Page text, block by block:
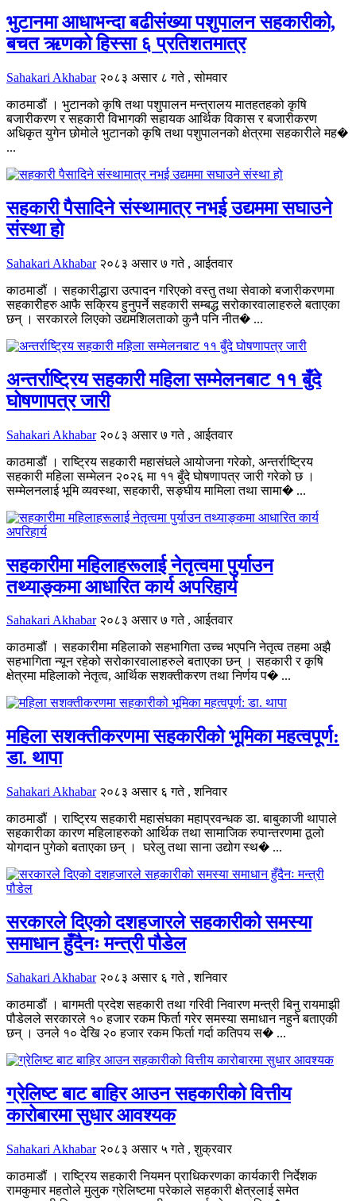
भुटानमा आधाभन्दा बढीसंख्या पशुपालन सहकारीको,
बचत ऋणको हिस्सा ६ प्रतिशतमात्र
Sahakari Akhabar २०८३ असार ८ गते , सोमवार
काठमाडौं । भुटानको कृषि तथा पशुपालन मन्त्रालय मातहतहको कृषि
बजारीकरण र सहकारी विभागकी सहायक आर्थिक विकास र बजारीकरण
अधिकृत युगेन छोमोले भुटानको कृषि तथा पशुपालनको क्षेत्रमा सहकारीले मह�
...
सहकारी पैसादिने संस्थामात्र नभई उद्यममा सघाउने
संस्था हो
Sahakari Akhabar २०८३ असार ७ गते , आईतवार
काठमाडौं । सहकारीद्धारा उत्पादन गरिएको वस्तु तथा सेवाको बजारीकरणमा
सहकारीेहरु आफै सक्रिय हुनुपर्ने सहकारी सम्बद्ध सरोकारवालाहरुले बताएका
छन् । सरकारले लिएको उद्यमशिलताको कुनै पनि नीत� ...
अन्तर्राष्ट्रिय सहकारी महिला सम्मेलनबाट ११ बुँदे
घोषणापत्र जारी
Sahakari Akhabar २०८३ असार ७ गते , आईतवार
काठमाडौं । राष्ट्रिय सहकारी महासंघले आयोजना गरेको, अन्तर्राष्ट्रिय
सहकारी महिला सम्मेलन २०२६ मा ११ बुँदे घोषणापत्र जारी गरेको छ ।
सम्मेलनलाई भूमि व्यवस्था, सहकारी, सङ्घीय मामिला तथा सामा� ...
सहकारीमा महिलाहरूलाई नेतृत्वमा पुर्याउन
तथ्याङ्कमा आधारित कार्य अपरिहार्य
Sahakari Akhabar २०८३ असार ७ गते , आईतवार
काठमाडौं । सहकारीमा महिलाको सहभागिता उच्च भएपनि नेतृत्व तहमा अझै
सहभागिता न्यून रहेको सरोकारवालाहरुले बताएका छन् । सहकारी र कृषि
क्षेत्रमा महिलाको नेतृत्व, आर्थिक सशक्तीकरण तथा निर्णय प� ...
महिला सशक्तीकरणमा सहकारीको भूमिका महत्वपूर्ण:
डा. थापा
Sahakari Akhabar २०८३ असार ६ गते , शनिवार
काठमाडौं । राष्ट्रिय सहकारी महासंघका महाप्रवन्धक डा. बाबुकाजी थापाले
सहकारीका कारण महिलाहरुको आर्थिक तथा सामाजिक रुपान्तरणमा ठूलो
योगदान पुगेको बताएका छन् । घरेलु तथा साना उद्योग स्थ� ...
सरकारले दिएको दशहजारले सहकारीको समस्या
समाधान हुँदैनः मन्त्री पौडेल
Sahakari Akhabar २०८३ असार ६ गते , शनिवार
काठमाडौं । बागमती प्रदेश सहकारी तथा गरिवी निवारण मन्त्री बिनु रायमाझी
पौडेलले सरकारले १० हजार रकम फिर्ता गरेर समस्या समाधान नहुने बताएकी
छन् । उनले १० देखि २० हजार रकम फिर्ता गर्दा कतिपय स� ...
ग्रेलिष्ट बाट बाहिर आउन सहकारीको वित्तीय
कारोबारमा सुधार आवश्यक
Sahakari Akhabar २०८३ असार ५ गते , शुक्रवार
काठमाडौं । राष्ट्रिय सहकारी नियमन प्राधिकरणका कार्यकारी निर्देशक
रामकुमार महतोले मुलुक ग्रेलिष्टमा परेकाले सहकारी क्षेत्रलाई समेत